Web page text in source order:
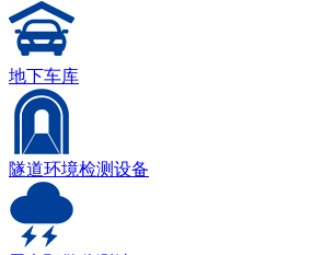
地下车库
隧道环境检测设备